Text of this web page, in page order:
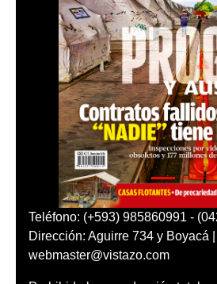
Teléfono: (+593) 985860991 -
Dirección: Aguirre 734 y Boyacá
webmaster@vistazo.com